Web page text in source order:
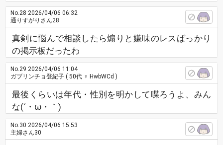
No.28 2026/04/06 06:32
通りすがりさん28
真剣に悩んで相談したら煽りと嫌味のレスばっかり
の掲示板だったわ
No.29 2026/04/06 11:04
ガブリンチョ登紀子 ( 50代 ♀ HwbWCd )
最後くらいは年代・性別を明かして喋ろうよ、みん
な(´・ω・｀)
No.30 2026/04/06 15:53
主婦さん30